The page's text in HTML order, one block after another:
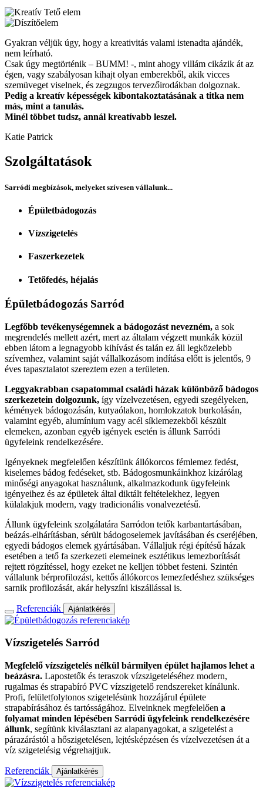
Gyakran véljük úgy, hogy a kreativitás valami istenadta ajándék,
nem leírható.
Csak úgy megtörténik – BUMM! -, mint ahogy villám cikázik át az
égen, vagy szabályosan kihajt olyan emberekből, akik vicces
szemüveget viselnek, és zegzugos tervezőirodákban dolgoznak.
Pedig a kreatív képességek kibontakoztatásának a titka nem
más, mint a tanulás.
Minél többet tudsz, annál kreatívabb leszel.
Katie Patrick
Szolgáltatások
Sarródi megbízások, melyeket szívesen vállalunk...
Épületbádogozás
Vízszigetelés
Faszerkezetek
Tetőfedés, héjalás
Épületbádogozás Sarród
Legfőbb tevékenységemnek a bádogozást nevezném, a sok
megrendelés mellett azért, mert az általam végzett munkák közül
ebben látom a legnagyobb kihívást és talán ez áll legközelebb
szívemhez, valamint saját vállalkozásom indítása előtt is jelentős, 9
éves tapasztalatot szereztem ezen a területen.
Leggyakrabban csapatommal családi házak különböző bádogos
szerkezetein dolgozunk, így vízelvezetésen, egyedi szegélyeken,
kémények bádogozásán, kutyaólakon, homlokzatok burkolásán,
valamint egyéb, alumínium vagy acél síklemezekből készült
elemeken, azonban egyéb igények esetén is állunk Sarródi
ügyfeleink rendelkezésére.
Igényeknek megfelelően készítünk állókorcos fémlemez fedést,
kiselemes bádog fedéseket, stb. Bádogosmunkáinkhoz kizárólag
minőségi anyagokat használunk, alkalmazkodunk ügyfeleink
igényeihez és az épületek által diktált feltételekhez, legyen
külalakjuk modern, vagy tradicionális vonalvezetésű.
Állunk ügyfeleink szolgálatára Sarródon tetők karbantartásában,
beázás-elhárításban, sérült bádogoselemek javításában és cseréjében,
egyedi bádogos elemek gyártásában. Vállaljuk régi építésű házak
esetében a tető fa szerkezeti elemeinek esztétikus lemezborítását
rejtett rögzítéssel, hogy ezeket ne kelljen többet festeni. Szintén
vállalunk bérprofilozást, kettős állókorcos lemezfedéshez szükséges
sarnik profilozását, akár helyszíni kiszállással is.
Referenciák Ajánlatkérés
Vízszigetelés Sarród
Megfelelő vízszigetelés nélkül bármilyen épület hajlamos lehet a
beázásra. Lapostetők és teraszok vízszigeteléséhez modern,
rugalmas és strapabíró PVC vízszigetelő rendszereket kínálunk.
Profi, felületfolytonos szigetelésünk hozzájárul épülete
strapabírásához és tartósságához. Elveinknek megfelelően a
folyamat minden lépésében Sarródi ügyfeleink rendelkezésére
állunk, segítünk kiválasztani az alapanyagokat, a szigetelést a
párazárástól a hőszigetelésen, lejtésképzésen és vízelvezetésen át a
víz szigetelésig végrehajtjuk.
Referenciák Ajánlatkérés